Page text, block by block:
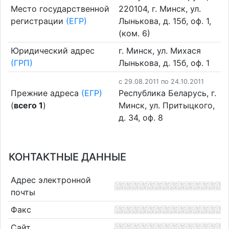
Место государственной
регистрации (ЕГР)
220104, г. Минск, ул.
Лынькова, д. 15б, оф. 1,
(ком. 6)
Юридический адрес
(ГРП)
г. Минск, ул. Михася
Лынькова, д. 15б, оф. 1
Прежние адреса (ЕГР)
(всего 1)
c 29.08.2011 по 24.10.2011
Республика Беларусь, г.
Минск, ул. Притыцкого,
д. 34, оф. 8
КОНТАКТНЫЕ ДАННЫЕ
Адрес электронной
почты
Факс